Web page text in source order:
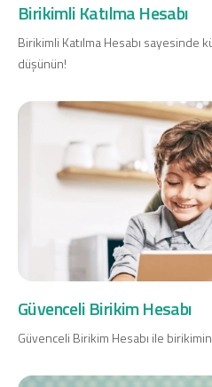
Birikimli Katılma Hesabı
Birikimli Katılma Hesabı sayesinde
düşünün!
Güvenceli Birikim Hesabı
Güvenceli Birikim Hesabı ile